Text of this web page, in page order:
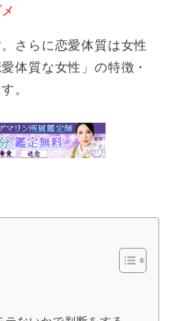
さらに恋愛体質は女性
体質な女性」の特徴・
。